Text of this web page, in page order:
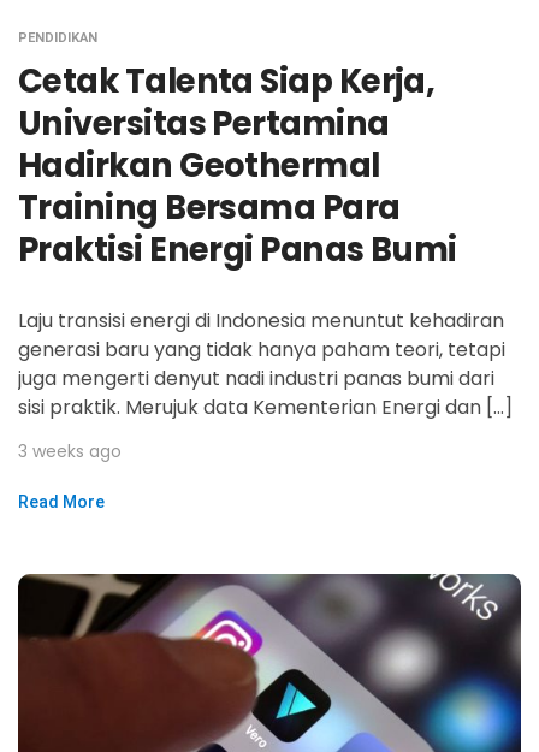
PENDIDIKAN
Cetak Talenta Siap Kerja,
Universitas Pertamina
Hadirkan Geothermal
Training Bersama Para
Praktisi Energi Panas Bumi
Laju transisi energi di Indonesia menuntut kehadiran
generasi baru yang tidak hanya paham teori, tetapi
juga mengerti denyut nadi industri panas bumi dari
sisi praktik. Merujuk data Kementerian Energi dan […]
3 weeks ago
Read More